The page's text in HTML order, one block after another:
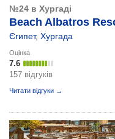
№24 в Хургаді
Beach Albatros
Єгипет, Хургада
Оцінка
7.6
157 відгуків
Читати відгуки →